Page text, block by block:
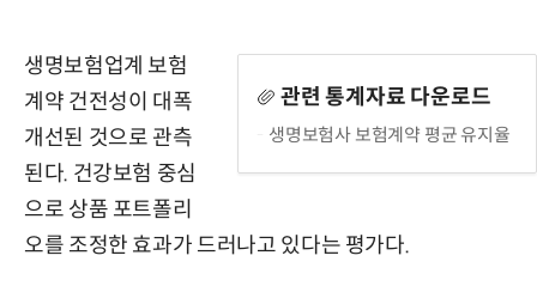
관련 통계자료 다운로드
생명보험사 보험계약 평균 유지율
생명보험업계 보험
계약 건전성이 대폭
개선된 것으로 관측
된다. 건강보험 중심
으로 상품 포트폴리
오를 조정한 효과가 드러나고 있다는 평가다.